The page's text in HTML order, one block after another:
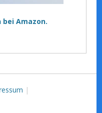
bei Amazon.